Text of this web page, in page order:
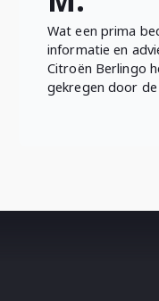
Wat een prima
informatie en
Citroën Berlingo
gekregen door de